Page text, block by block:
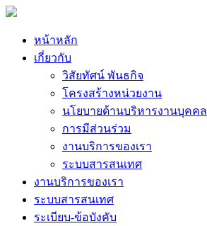
หน้าหลัก
เกี่ยวกับ
วิสัยทัศน์ พันธกิจ
โครงสร้างหน่วยงาน
นโยบายด้านบริหารงานบุคคล
การมีส่วนร่วม
งานบริการของเรา
ระบบสารสนเทศ
งานบริการของเรา
ระบบสารสนเทศ
ระเบียบ-ข้อบังคับ